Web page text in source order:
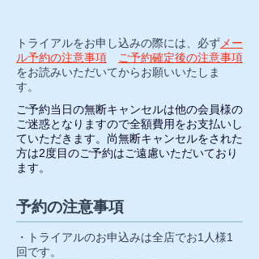
トライアルをお申し込みの際には、必ず メー
ル予約の注意事項
ご予約確定後の注意事項
をお読みいただいてからお願いいたしま
す。
ご予約当日の無断キャンセルは他の会員様の
ご迷惑となりますので全額費用をお支払いし
ていただきます。​尚無断キャンセルをされた
方は2度目のご予約はご遠慮いただいており
ます。
予約の注意事項
・トライアルのお申込みは全店でお1人様1
回です。